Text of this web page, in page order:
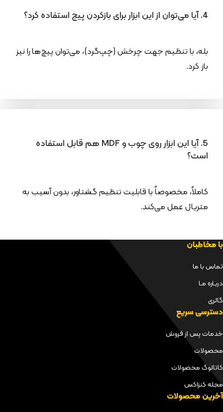
4. آیا می‌توان از این ابزار برای بازکردن پیچ استفاده کرد؟
بله، با تنظیم جهت چرخش (چپ‌گرد)، می‌توان پیچ‌ها را نیز
باز کرد.
5. آیا این ابزار روی چوب و MDF هم قابل استفاده
است؟
کاملاً، مخصوصاً با قابلیت تنظیم گشتاور، بدون آسیب به
متریال عمل می‌کند.
با مخاطبان
تماس با ما
دربـاره مـا
گالری
دسترسی سریع
خدمات پس از فروش
محصولات
کاتالوگ محصولات
مجله کنزاکس
آخرین محصولات